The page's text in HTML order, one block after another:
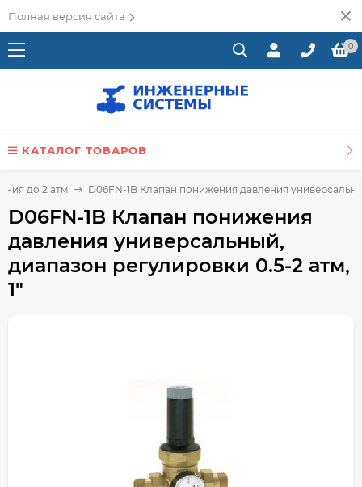
Полная версия сайта
0
КАТАЛОГ ТОВАРОВ
до 2 атм D06FN-1B Клапан понижения давления
D06FN-1B Клапан понижения
давления универсальный,
диапазон регулировки 0.5-2 атм,
1"